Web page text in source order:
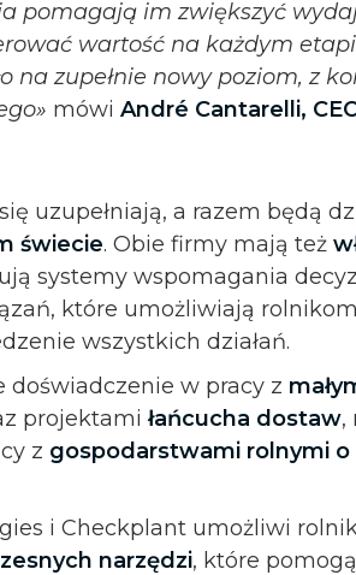
pomagają im zwiększyć
wartość na każdym
na zupełnie nowy poziom, z
mówi André Cantarelli,
uzupełniają, a razem będą
świecie. Obie firmy mają też
systemy wspomagania
które umożliwiają
wszystkich działań.
doświadczenie w pracy z
projektami łańcucha dostaw,
z gospodarstwami rolnymi
i Checkplant umożliwi
narzędzi, które